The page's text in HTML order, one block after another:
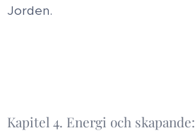
Jorden.
Kapitel 4. Energi och skapande: